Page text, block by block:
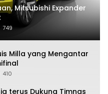
Mitsubishi Expander
749
Milla yang Mengantar
410
terus Dukung Timnas